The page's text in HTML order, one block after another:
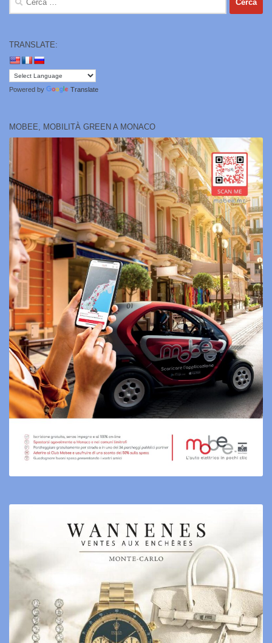
TRANSLATE:
Powered by Translate
MOBEE, MOBILITÀ GREEN A MONACO